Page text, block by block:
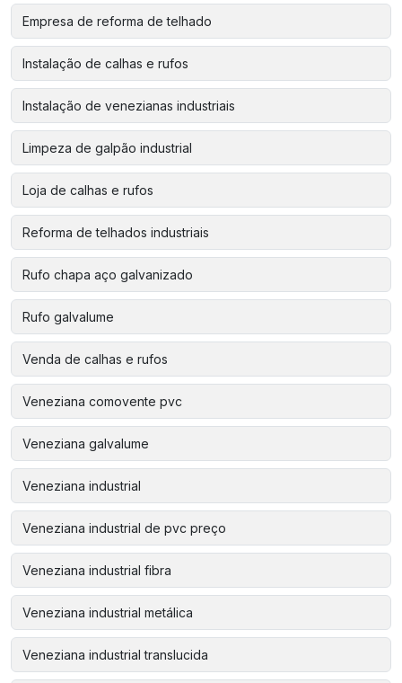
Empresa de reforma de telhado
Instalação de calhas e rufos
Instalação de venezianas industriais
Limpeza de galpão industrial
Loja de calhas e rufos
Reforma de telhados industriais
Rufo chapa aço galvanizado
Rufo galvalume
Venda de calhas e rufos
Veneziana comovente pvc
Veneziana galvalume
Veneziana industrial
Veneziana industrial de pvc preço
Veneziana industrial fibra
Veneziana industrial metálica
Veneziana industrial translucida